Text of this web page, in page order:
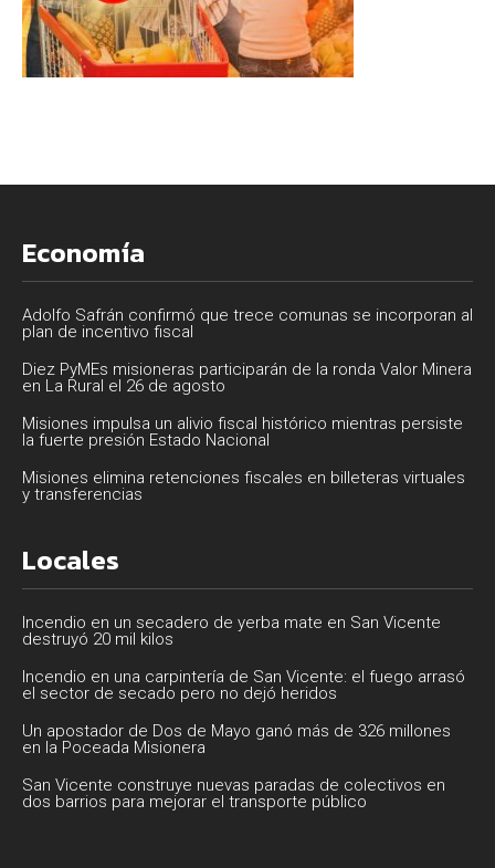
Economía
Adolfo Safrán confirmó que trece comunas se incorporan al
plan de incentivo fiscal
Diez PyMEs misioneras participarán de la ronda Valor Minera
en La Rural el 26 de agosto
Misiones impulsa un alivio fiscal histórico mientras persiste
la fuerte presión Estado Nacional
Misiones elimina retenciones fiscales en billeteras virtuales
y transferencias
Locales
Incendio en un secadero de yerba mate en San Vicente
destruyó 20 mil kilos
Incendio en una carpintería de San Vicente: el fuego arrasó
el sector de secado pero no dejó heridos
Un apostador de Dos de Mayo ganó más de 326 millones
en la Poceada Misionera
San Vicente construye nuevas paradas de colectivos en
dos barrios para mejorar el transporte público